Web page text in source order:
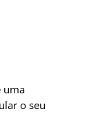
uma
o seu